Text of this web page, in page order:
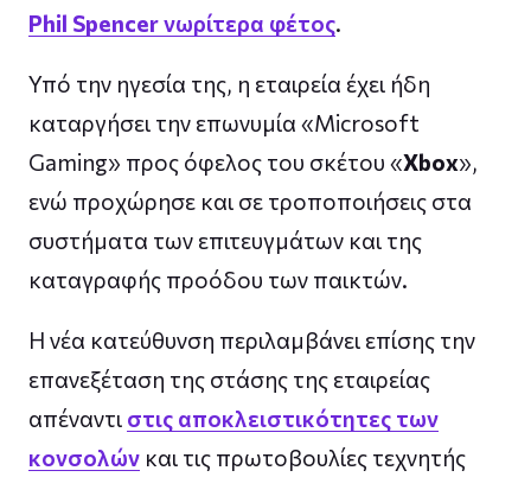
Phil Spencerνωρίτερα φέτος.
Υπό την ηγεσία της, η εταιρεία έχει ήδη
καταργήσει την επωνυμία «Microsoft
Gaming» προς όφελος του σκέτου «Xbox»,
ενώ προχώρησε και σε τροποποιήσεις στα
συστήματα των επιτευγμάτων και της
καταγραφής προόδου των παικτών.
Η νέα κατεύθυνση περιλαμβάνει επίσης την
επανεξέταση της στάσης της εταιρείας
απέναντι στις αποκλειστικότητες των
κονσολών και τις πρωτοβουλίες τεχνητής